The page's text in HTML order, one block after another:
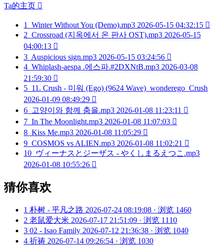
Ta的主页 
1 Winter Without You (Demo).mp3 2026-05-15 04:32:15 
2 Crossroad (지옥에서 온 판사 OST).mp3 2026-05-15
04:00:13 
3 Auspicious sign.mp3 2026-05-15 03:24:56 
4 Whiplash-aespa .에스파.#2DXNtB.mp3 2026-03-08
21:59:30 
5 11. Crush - 미워 (Ego) (9624 Wave)_wonderego_Crush
2026-01-09 08:49:29 
6 고양이와 함께 춤을.mp3 2026-01-08 11:23:11 
7 In The Moonlight.mp3 2026-01-08 11:07:03 
8 Kiss Me.mp3 2026-01-08 11:05:29 
9 COSMOS vs ALIEN.mp3 2026-01-08 11:02:21 
10 ヴィーナスとジーザス - やくしまるえつこ.mp3
2026-01-08 10:55:26 
猜你喜欢
1 朴树 - 平凡之路 2026-07-24 08:19:08 · 浏览 1460
2 老鼠爱大米 2026-07-17 21:51:09 · 浏览 1110
3 02 - Isao Family 2026-07-12 21:36:38 · 浏览 1040
4 祈祷 2026-07-14 09:26:54 · 浏览 1030